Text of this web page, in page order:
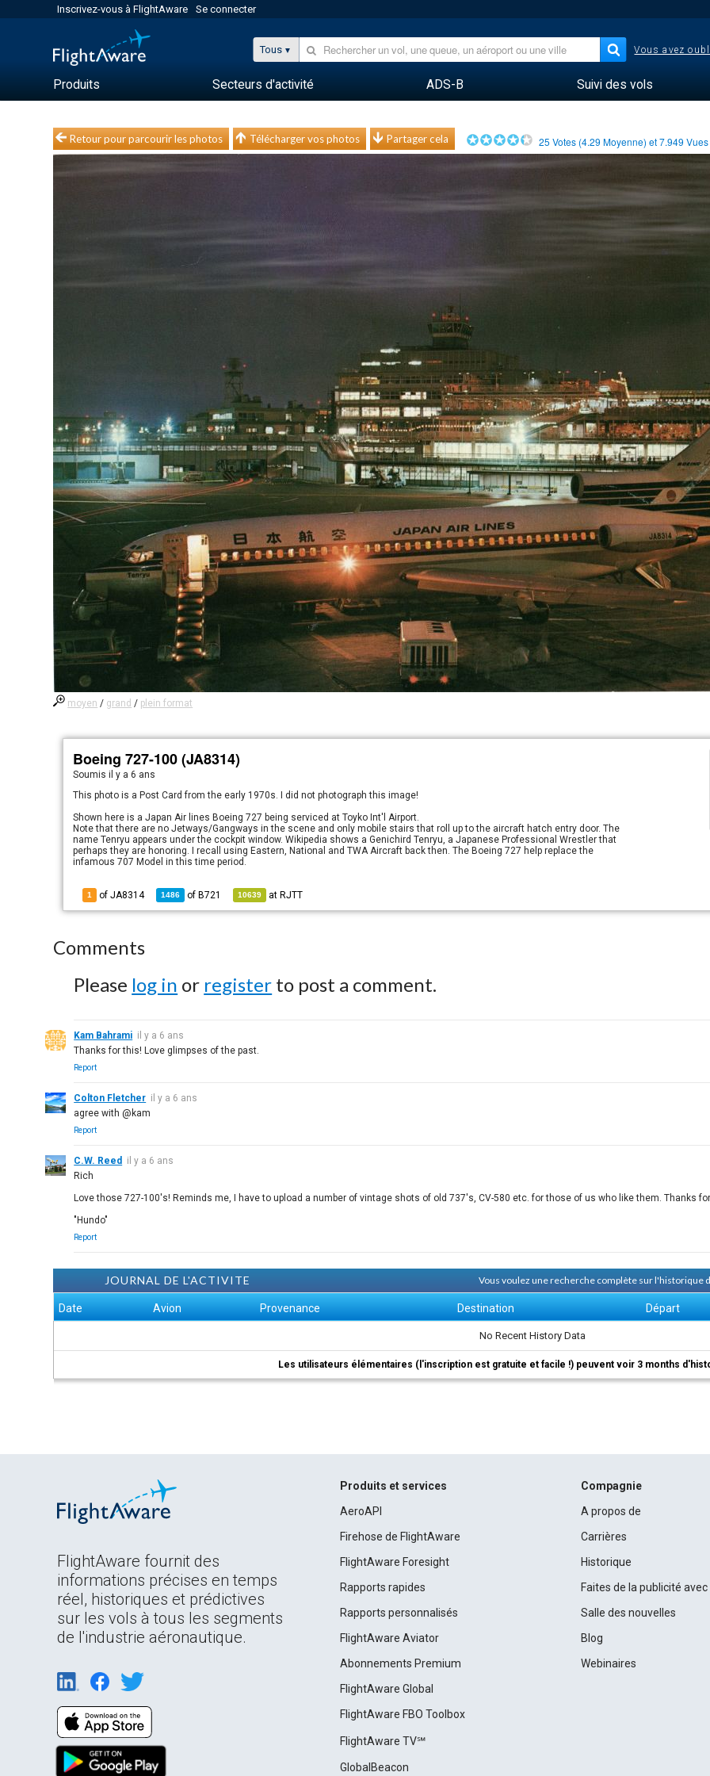
Inscrivez-vous à FlightAware Se connecter
Tous Vous avez
Produits Secteurs d'activité ADS-B Suivi des vols
Retour pour parcourir les photos Télécharger vos photos Partager cela 25 Votes (4.29 Moyenne) et7.949
moyen / grand / plein format
Boeing 727-100 (JA8314)
Soumisil y a 6 ans
This photo is a Post Card from the early 1970s. I did not photograph this image!
Shown here is a Japan Air lines Boeing 727 being serviced at Toyko Int'l Airport.
Note that there are no Jetways/Gangways in the scene and only mobile stairs that roll up to the aircraft hatch entry door. The
name Tenryu appears under the cockpit window. Wikipedia shows a Genichird Tenryu, a Japanese Professional Wrestler that
perhaps they are honoring. I recall using Eastern, National and TWA Aircraft back then. The Boeing 727 help replace the
infamous 707 Model in this time period.
1 of JA8314 1486 of B721 10639 at RJTT
Comments
Please log in or register to post a comment.
Kam Bahrami il y a 6 ans
Thanks for this! Love glimpses of the past.
Report
Colton Fletcher il y a 6 ans
agree with @kam
Report
C.W. Reed il y a 6 ans
Rich
Love those 727-100's! Reminds me, I have to upload a number of vintage shots of old 737's, CV-580 etc. for those of us who like them. Thanks
"Hundo"
Report
JOURNAL DE L'ACTIVITE Vous voulez une recherche complète sur l'historique
Date Avion Provenance Destination Départ
No Recent History Data
Les utilisateurs élémentaires (l'inscription est gratuite et facile !) peuvent voir 3 months
FlightAware fournit des
informations précises en temps
réel, historiques et prédictives
sur les vols à tous les segments
de l'industrie aéronautique.
Produits et services
AeroAPI
Firehose de FlightAware
FlightAware Foresight
Rapports rapides
Rapports personnalisés
FlightAware Aviator
Abonnements Premium
FlightAware Global
FlightAware FBO Toolbox
FlightAware TV℠
GlobalBeacon
Compagnie
A propos de
Carrières
Historique
Faites de la publicité
Salle des nouvelles
Blog
Webinaires